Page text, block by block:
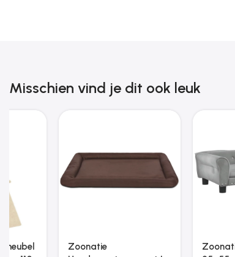
Misschien vind je dit ook leuk
Zoonatie Hondenwagen
Zoonatie